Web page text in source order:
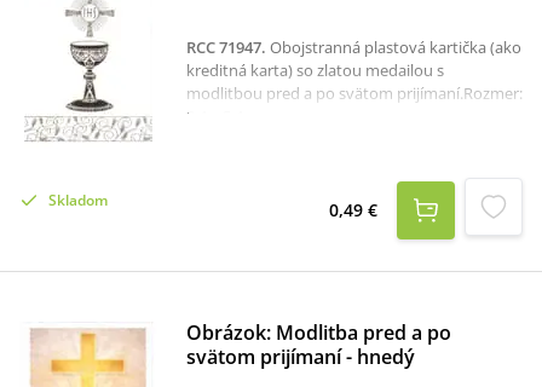
RCC 71947. Obojstranná plastová kartička (ako
kreditná karta) so zlatou medailou s
modlitbou pred a po svätom prijímaní.Rozmer:
8,4 x 5,4 cm.
Skladom 0,49 €
Obrázok: Modlitba pred a po
svätom prijímaní - hnedý